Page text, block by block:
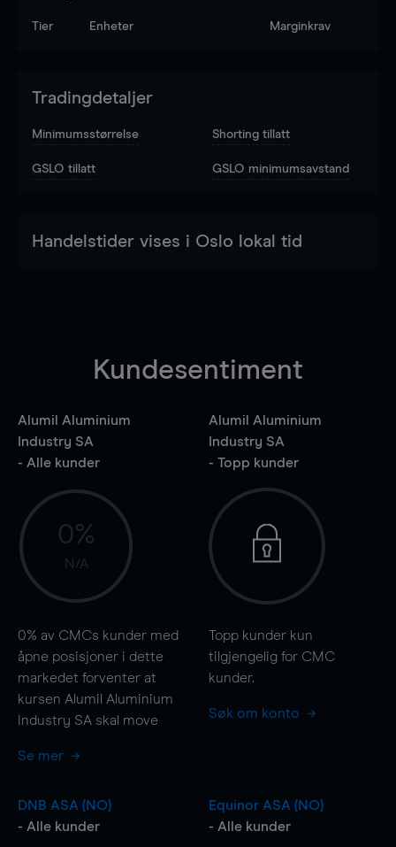
Tier Enheter Marginkrav
Tradingdetaljer
Minimumsstørrelse Shorting tillatt
GSLO tillatt GSLO minimumsavstand
Handelstider vises i Oslo lokal tid
Kundesentiment
Alumil Aluminium
Industry SA
- Alle kunder
0%
N/A
0% av CMCs kunder med
åpne posisjoner i dette
markedet forventer at
kursen Alumil Aluminium
Industry SA skal move
Se mer
Alumil Aluminium
Industry SA
- Topp kunder
Topp kunder kun
tilgjengelig for CMC
kunder.
Søk om konto
DNB ASA (NO)
- Alle kunder
Equinor ASA (NO)
- Alle kunder